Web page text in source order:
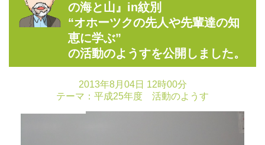
の海と山』in紋別
“オホーツクの先人や先輩達の知
恵に学ぶ”
の活動のようすを公開しました。
2013年8月04日 12時00分
テーマ： 平成25年度 活動のようす